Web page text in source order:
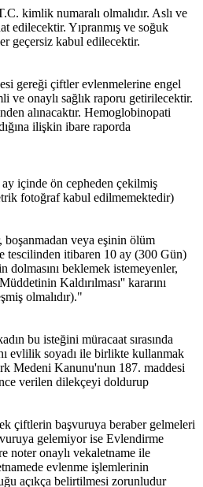
kimlik numaralı olmalıdır. Aslı ve
edilecektir. Yıpranmış ve soğuk
geçersiz kabul edilecektir.
gereği çiftler evlenmelerine engel
ve onaylı sağlık raporu getirilecektir.
alınacaktır. Hemoglobinopati
ilişkin ibare raporda
içinde ön cepheden çekilmiş
fotoğraf kabul edilmemektedir)
boşanmadan veya eşinin ölüm
itibaren 10 ay (300 Gün)
dolmasını beklemek istemeyenler,
Kaldırılması'' kararını
olmalıdır)."
bu isteğini müracaat sırasında
evlilik soyadı ile birlikte kullanmak
Medeni Kanunu'nun 187. maddesi
verilen dilekçeyi doldurup
çiftlerin başvuruya beraber gelmeleri
gelemiyor ise Evlendirme
noter onaylı vekaletname ile
evlenme işlemlerinin
açıkça belirtilmesi zorunludur